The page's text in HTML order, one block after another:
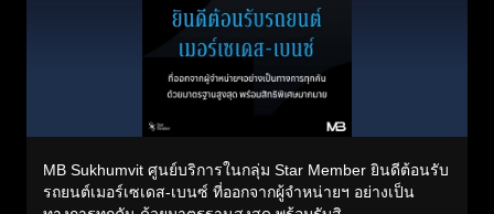
MB Sukhumvit ศูนย์บริการในกลุ่ม Star Member ยินดีต้อนรับ
รถยนต์เมอร์เซเดส-เบนซ์ ที่ออกจากผู้จำหน่ายฯ อย่างเป็น